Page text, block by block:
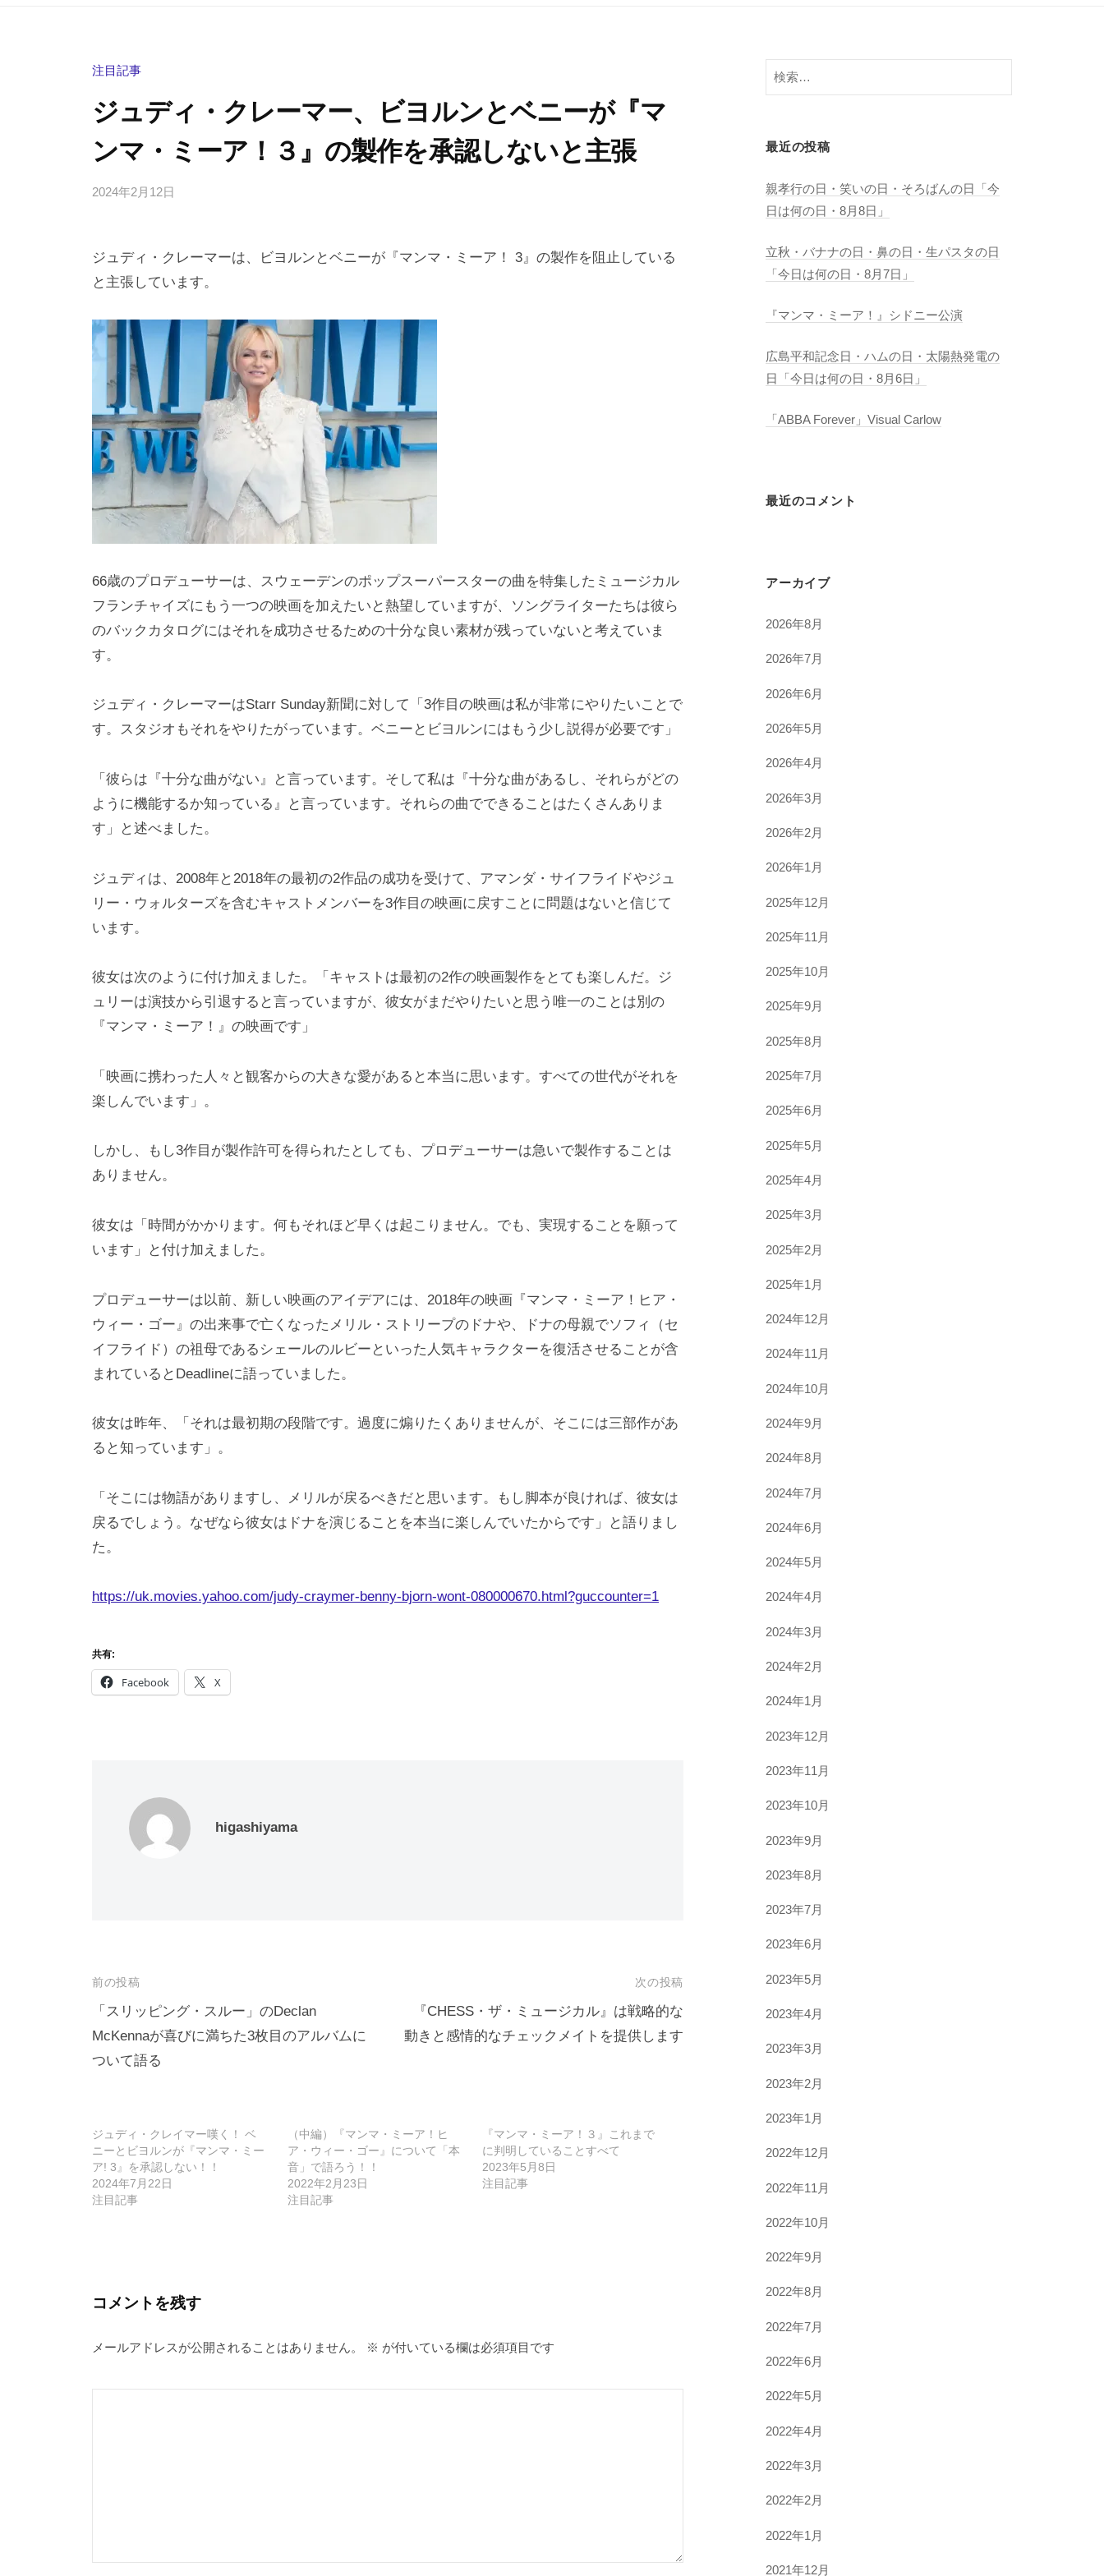
注目記事
ジュディ・クレーマー、ビヨルンとベニーが『マ
ンマ・ミーア！３』の製作を承認しないと主張
2024年2月12日
g
s
a
m
a
の
コ
ン
ジュディ・クレーマーは、ビヨルンとベニーが『マンマ・ミーア！ 3』の製作を阻止している
と主張しています。
66歳のプロデューサーは、スウェーデンのポップスーパースターの曲を特集したミュージカル
フランチャイズにもう一つの映画を加えたいと熱望していますが、ソングライターたちは彼ら
のバックカタログにはそれを成功させるための十分な良い素材が残っていないと考えていま
す。
ジュディ・クレーマーはStarr Sunday新聞に対して「3作目の映画は私が非常にやりたいことで
す。スタジオもそれをやりたがっています。ベニーとビヨルンにはもう少し説得が必要です」
「彼らは『十分な曲がない』と言っています。そして私は『十分な曲があるし、それらがどの
ように機能するか知っている』と言っています。それらの曲でできることはたくさんありま
す」と述べました。
ジュディは、2008年と2018年の最初の2作品の成功を受けて、アマンダ・サイフライドやジュ
リー・ウォルターズを含むキャストメンバーを3作目の映画に戻すことに問題はないと信じて
います。
彼女は次のように付け加えました。「キャストは最初の2作の映画製作をとても楽しんだ。ジ
ュリーは演技から引退すると言っていますが、彼女がまだやりたいと思う唯一のことは別の
『マンマ・ミーア！』の映画です」
「映画に携わった人々と観客からの大きな愛があると本当に思います。すべての世代がそれを
楽しんでいます」。
しかし、もし3作目が製作許可を得られたとしても、プロデューサーは急いで製作することは
ありません。
彼女は「時間がかかります。何もそれほど早くは起こりません。でも、実現することを願って
います」と付け加えました。
プロデューサーは以前、新しい映画のアイデアには、2018年の映画『マンマ・ミーア！ヒア・
ウィー・ゴー』の出来事で亡くなったメリル・ストリープのドナや、ドナの母親でソフィ（セ
イフライド）の祖母であるシェールのルビーといった人気キャラクターを復活させることが含
まれているとDeadlineに語っていました。
彼女は昨年、「それは最初期の段階です。過度に煽りたくありませんが、そこには三部作があ
ると知っています」。
「そこには物語がありますし、メリルが戻るべきだと思います。もし脚本が良ければ、彼女は
戻るでしょう。なぜなら彼女はドナを演じることを本当に楽しんでいたからです」と語りまし
た。
https://uk.movies.yahoo.com/judy-craymer-benny-bjorn-wont-080000670.html?guccounter=1
共有:
Facebook X
higashiyama
投
稿
ナ
ビ
シ
ョ
ン
前の投稿
「スリッピング・スルー」のDeclan
McKennaが喜びに満ちた3枚目のアルバムに
ついて語る
次の投稿
『CHESS・ザ・ミュージカル』は戦略的な
動きと感情的なチェックメイトを提供します
ジュディ・クレイマー嘆く！ ベ
ニーとビヨルンが『マンマ・ミー
ア! 3』を承認しない！！
2024年7月22日
注目記事
（中編）『マンマ・ミーア！ヒ
ア・ウィー・ゴー』について「本
音」で語ろう！！
2022年2月23日
注目記事
『マンマ・ミーア！３』これまで
に判明していることすべて
2023年5月8日
注目記事
コメントを残す
メールアドレスが公開されることはありません。 ※ が付いている欄は必須項目です
検
索:
最近の投稿
親孝行の日・笑いの日・そろばんの日「今
日は何の日・8月8日」
立秋・バナナの日・鼻の日・生パスタの日
「今日は何の日・8月7日」
『マンマ・ミーア！』シドニー公演
広島平和記念日・ハムの日・太陽熱発電の
日「今日は何の日・8月6日」
「ABBA Forever」Visual Carlow
最近のコメント
アーカイブ
2026年8月
2026年7月
2026年6月
2026年5月
2026年4月
2026年3月
2026年2月
2026年1月
2025年12月
2025年11月
2025年10月
2025年9月
2025年8月
2025年7月
2025年6月
2025年5月
2025年4月
2025年3月
2025年2月
2025年1月
2024年12月
2024年11月
2024年10月
2024年9月
2024年8月
2024年7月
2024年6月
2024年5月
2024年4月
2024年3月
2024年2月
2024年1月
2023年12月
2023年11月
2023年10月
2023年9月
2023年8月
2023年7月
2023年6月
2023年5月
2023年4月
2023年3月
2023年2月
2023年1月
2022年12月
2022年11月
2022年10月
2022年9月
2022年8月
2022年7月
2022年6月
2022年5月
2022年4月
2022年3月
2022年2月
2022年1月
2021年12月